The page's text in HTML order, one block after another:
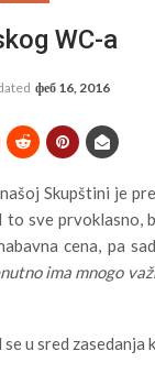
WC-a
феб 16, 2016
Skupštini je
sve prvoklasno,
cena, pa
ima mnogo
u sred